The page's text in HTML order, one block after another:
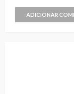
ADICIONAR